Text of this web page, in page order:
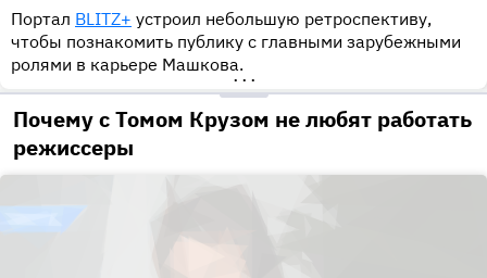
Портал BLITZ+ устроил небольшую ретроспективу,
чтобы познакомить публику с главными зарубежными
ролями в карьере Машкова.
•••
Почему с Томом Крузом не любят работать
режиссеры